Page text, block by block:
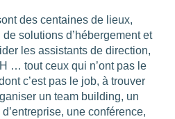
des centaines de lieux,
solutions d’hébergement et
les assistants de direction,
… tout ceux qui n’ont pas le
c’est pas le job, à trouver
un team building, un
une conférence,